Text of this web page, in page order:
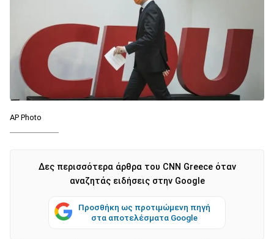
AP Photo
Δες περισσότερα άρθρα του CNN Greece όταν
αναζητάς ειδήσεις στην Google
Προσθήκη ως προτιμώμενη πηγή
στα αποτελέσματα Google